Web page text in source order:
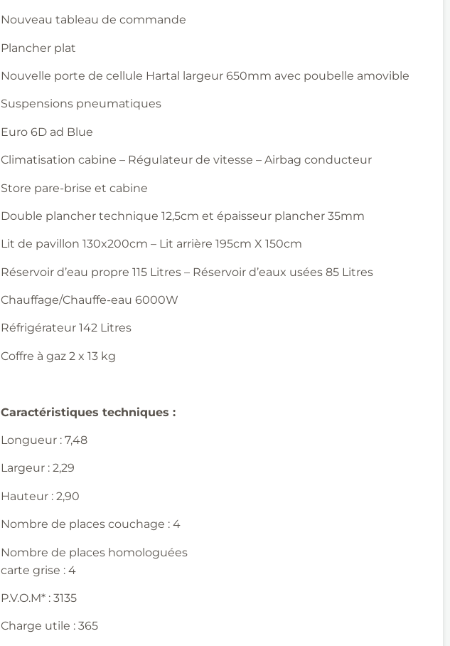
Nouveau tableau de commande
Plancher plat
Nouvelle porte de cellule Hartal largeur 650mm avec poubelle amovible
Suspensions pneumatiques
Euro 6D ad Blue
Climatisation cabine – Régulateur de vitesse – Airbag conducteur
Store pare-brise et cabine
Double plancher technique 12,5cm et épaisseur plancher 35mm
Lit de pavillon 130x200cm – Lit arrière 195cm X 150cm
Réservoir d’eau propre 115 Litres – Réservoir d’eaux usées 85 Litres
Chauffage/Chauffe-eau 6000W
Réfrigérateur 142 Litres
Coffre à gaz 2 x 13 kg
Caractéristiques techniques :
Longueur : 7,48
Largeur : 2,29
Hauteur : 2,90
Nombre de places couchage : 4
Nombre de places homologuées
carte grise : 4
P.V.O.M* : 3135
Charge utile : 365